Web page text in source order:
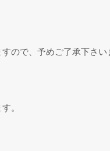
ので、予めご了承下さい
。